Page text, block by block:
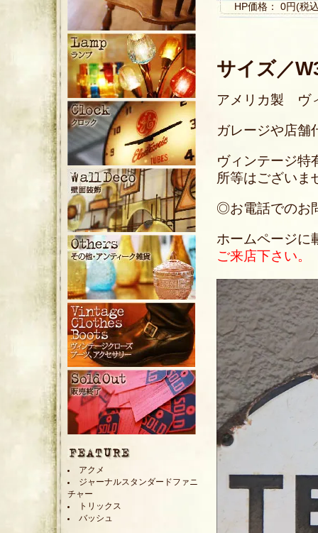
HP価格： 0円(税
サイズ／
アメリカ製 ヴ
ガレージや店舗
ヴィンテージ特
所等はございま
◎お電話でのお
ホームページに
ご来店下さい。
アクメ
ジャーナルスタンダードファニ
チャー
トリックス
バッシュ